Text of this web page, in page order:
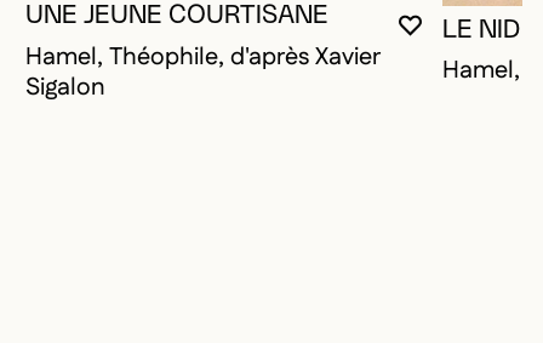
VOUS
FERMER
OUVRIR LA
UNE JEUNE COURTISANE
Hamel, Théophile, d'après Xavier
Sigalon
LE NID
Hamel,